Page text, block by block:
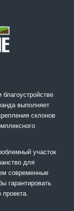
выполняет
склонов
участок
для
современные
гарантировать